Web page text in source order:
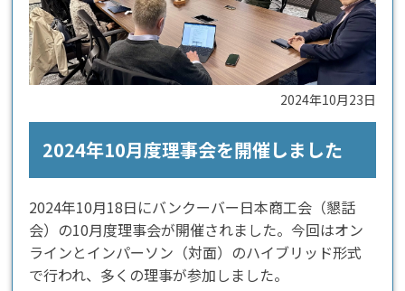
2024年10月23日
2024年10月度理事会を開催しました
2024年10月18日にバンクーバー日本商工会（懇話
会）の10月度理事会が開催されました。今回はオン
ラインとインパーソン（対面）のハイブリッド形式
で行われ、多くの理事が参加しました。